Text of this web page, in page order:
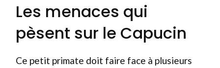
Les menaces qui
pèsent sur le Capucin
Ce petit primate doit faire face à plusieurs